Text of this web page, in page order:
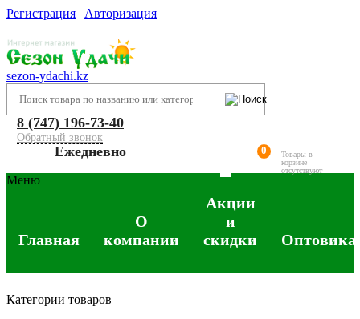
Регистрация | Авторизация
sezon-ydachi.kz
8 (747) 196-73-40
Обратный звонок
Ежедневно 0
Товары в
корзине
отсутствуют
Меню
Главная
О
компании
Акции
и
скидки
Категории товаров